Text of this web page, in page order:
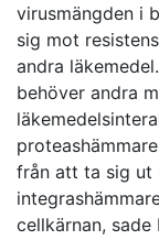
virusmängden i
sig mot
andra
behöver andra
från att ta sig ut
cellkärnan, sade